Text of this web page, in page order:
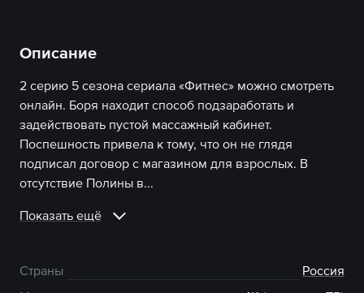
Описание
2 серию 5 сезона сериала «Фитнес» можно смотреть
онлайн. Боря находит способ подзаработать и
задействовать пустой массажный кабинет.
Поспешность привела к тому, что он не глядя
подписал договор с магазином для взрослых. В
отсутствие Полины в...
Показать ещё
Страны
Россия